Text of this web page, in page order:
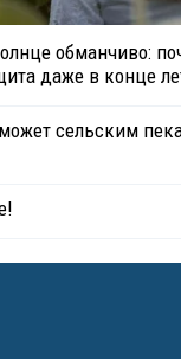
обманчиво:
даже в конце
сельским